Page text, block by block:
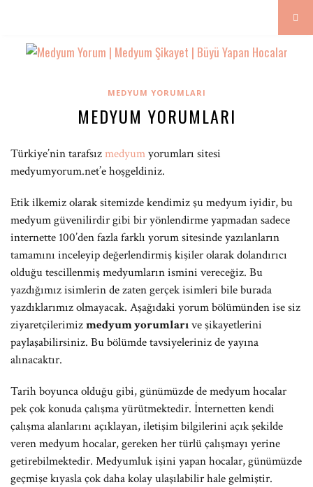
MEDYUM YORUMLARI
MEDYUM YORUMLARI
Türkiye’nin tarafsızmedyumyorumları sitesi
medyumyorum.net’e hoşgeldiniz.
Etik ilkemiz olarak sitemizde kendimiz şu medyum iyidir, bu
medyum güvenilirdir gibi bir yönlendirme yapmadan sadece
internette 100’den fazla farklı yorum sitesinde yazılanların
tamamını inceleyip değerlendirmiş kişiler olarak dolandırıcı
olduğu tescillenmiş medyumların ismini vereceğiz. Bu
yazdığımız isimlerin de zaten gerçek isimleri bile burada
yazdıklarımız olmayacak. Aşağıdaki yorum bölümünden ise siz
ziyaretçilerimizmedyum yorumlarıve şikayetlerini
paylaşabilirsiniz. Bu bölümde tavsiyeleriniz de yayına
alınacaktır.
Tarih boyunca olduğu gibi, günümüzde de medyum hocalar
pek çok konuda çalışma yürütmektedir. İnternetten kendi
çalışma alanlarını açıklayan, iletişim bilgilerini açık şekilde
veren medyum hocalar, gereken her türlü çalışmayı yerine
getirebilmektedir. Medyumluk işini yapan hocalar, günümüzde
geçmişe kıyasla çok daha kolay ulaşılabilir hale gelmiştir.